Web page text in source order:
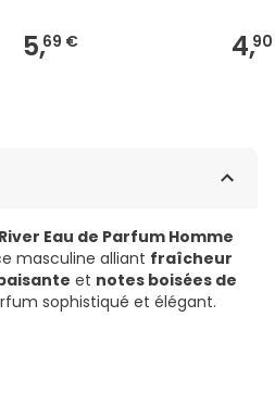
5,69 € 4,
Eau de Parfum Homme
masculine alliant fraîcheur
et notes boisées de
sophistiqué et élégant.